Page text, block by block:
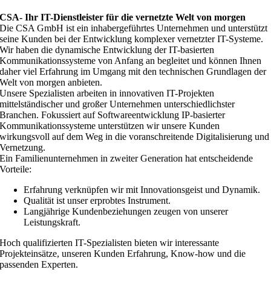
CSA- Ihr IT-Dienstleister für die vernetzte Welt von morgen
Die CSA GmbH ist ein inhabergeführtes Unternehmen und unterstützt
seine Kunden bei der Entwicklung komplexer vernetzter IT-Systeme.
Wir haben die dynamische Entwicklung der IT-basierten
Kommunikationssysteme von Anfang an begleitet und können Ihnen
daher viel Erfahrung im Umgang mit den technischen Grundlagen der
Welt von morgen anbieten.
Unsere Spezialisten arbeiten in innovativen IT-Projekten
mittelständischer und großer Unternehmen unterschiedlichster
Branchen. Fokussiert auf Softwareentwicklung IP-basierter
Kommunikationssysteme unterstützen wir unsere Kunden
wirkungsvoll auf dem Weg in die voranschreitende Digitalisierung und
Vernetzung.
Ein Familienunternehmen in zweiter Generation hat entscheidende
Vorteile:
Erfahrung verknüpfen wir mit Innovationsgeist und Dynamik.
Qualität ist unser erprobtes Instrument.
Langjährige Kundenbeziehungen zeugen von unserer
Leistungskraft.
Hoch qualifizierten IT-Spezialisten bieten wir interessante
Projekteinsätze, unseren Kunden Erfahrung, Know-how und die
passenden Experten.